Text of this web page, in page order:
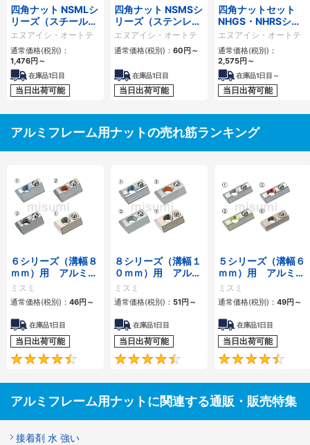
四角ナット NSMLシ
リーズ（スチール
製・緩み防止付 50
個パック）
エヌアイシ・オートテ
ック
通常価格(税別)：
1,476円 ～
在庫品1日目
当日出荷可能
四角ナット NSMSシ
リーズ（ステンレス
製カジリ防止付）
エヌアイシ・オートテ
ック
通常価格(税別)： 60 円 ～
在庫品1日目
当日出荷可能
四角ナットセット
NHGS・NHRSシリ
ーズ（ステンレス
製・カジリ防止付）
エヌアイシ・オートテ
ック
通常価格(税別)：
2,575円 ～
在庫品1日目～
当日出荷可能
アルミフレーム用ナットの売れ筋ランキング
６シリーズ（溝幅８
ｍｍ）用 アルミフ
レーム用後入れバネ
ナット
ミスミ
通常価格(税別)： 46円 ～
在庫品1日目
当日出荷可能
4.6
８シリーズ（溝幅１
０ｍｍ）用 アルミ
フレーム用後入れバ
ネナット
ミスミ
通常価格(税別)： 51円 ～
在庫品1日目
当日出荷可能
4.5
５シリーズ（溝幅６
ｍｍ）用 アルミフ
レーム用後入れバネ
ナット
ミスミ
通常価格(税別)： 49円 ～
在庫品1日目
当日出荷可能
アルミフレーム用ナットに関連する通販・販売特集
接着剤 水 強い